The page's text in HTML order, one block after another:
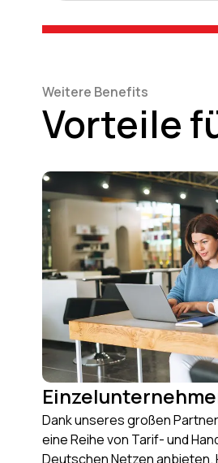
Weitere Benefits
Vorteile
Dank unseres großen
eine Reihe von Tarif- und
Deutschen Netzen anbieten.